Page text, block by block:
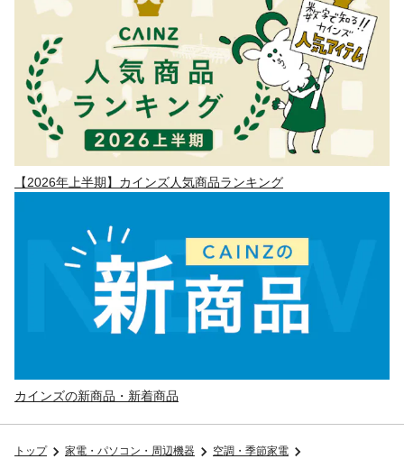
【2026年上半期】カインズ人気商品ランキング
カインズの新商品・新着商品
トップ 家電・パソコン・周辺機器
空調・季節家電